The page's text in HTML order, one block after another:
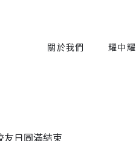
關於我們 耀中
友日圓滿結束